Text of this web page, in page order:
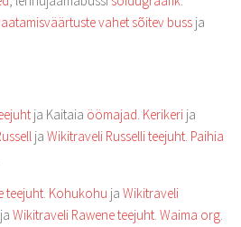
vahet sõitev buss ja
ja Kaitaia öömajad. Kerikeri ja
ja Wikitraveli Russelli teejuht. Paihia
teejuht. Kohukohu ja Wikitraveli
ja Wikitraveli Rawene teejuht. Waima org.